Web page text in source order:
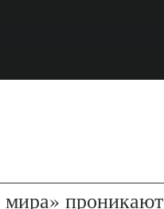
проникают